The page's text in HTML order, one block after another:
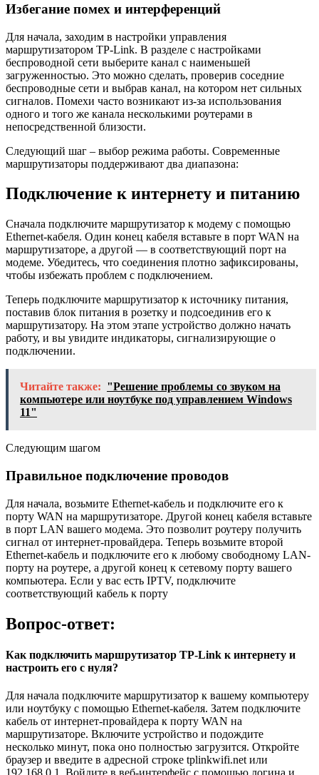
Избегание помех и интерференций
Для начала, заходим в настройки управления
маршрутизатором TP-Link. В разделе с настройками
беспроводной сети выберите канал с наименьшей
загруженностью. Это можно сделать, проверив соседние
беспроводные сети и выбрав канал, на котором нет сильных
сигналов. Помехи часто возникают из-за использования
одного и того же канала несколькими роутерами в
непосредственной близости.
Следующий шаг – выбор режима работы. Современные
маршрутизаторы поддерживают два диапазона:
Подключение к интернету и питанию
Сначала подключите маршрутизатор к модему с помощью
Ethernet-кабеля. Один конец кабеля вставьте в порт WAN на
маршрутизаторе, а другой — в соответствующий порт на
модеме. Убедитесь, что соединения плотно зафиксированы,
чтобы избежать проблем с подключением.
Теперь подключите маршрутизатор к источнику питания,
поставив блок питания в розетку и подсоединив его к
маршрутизатору. На этом этапе устройство должно начать
работу, и вы увидите индикаторы, сигнализирующие о
подключении.
Читайте также: "Решение проблемы со звуком на
компьютере или ноутбуке под управлением Windows
11"
Следующим шагом
Правильное подключение проводов
Для начала, возьмите Ethernet-кабель и подключите его к
порту WAN на маршрутизаторе. Другой конец кабеля вставьте
в порт LAN вашего модема. Это позволит роутеру получить
сигнал от интернет-провайдера. Теперь возьмите второй
Ethernet-кабель и подключите его к любому свободному LAN-
порту на роутере, а другой конец к сетевому порту вашего
компьютера. Если у вас есть IPTV, подключите
соответствующий кабель к порту
Вопрос-ответ:
Как подключить маршрутизатор TP-Link к интернету и
настроить его с нуля?
Для начала подключите маршрутизатор к вашему компьютеру
или ноутбуку с помощью Ethernet-кабеля. Затем подключите
кабель от интернет-провайдера к порту WAN на
маршрутизаторе. Включите устройство и подождите
несколько минут, пока оно полностью загрузится. Откройте
браузер и введите в адресной строке tplinkwifi.net или